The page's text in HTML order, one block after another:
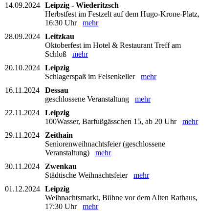
14.09.2024 Leipzig - Wiederitzsch
Herbstfest im Festzelt auf dem Hugo-Krone-Platz,
16:30 Uhr mehr
28.09.2024 Leitzkau
Oktoberfest im Hotel & Restaurant Treff am
Schloß mehr
20.10.2024 Leipzig
Schlagerspaß im Felsenkeller mehr
16.11.2024
Dessau
geschlossene Veranstaltung mehr
22.11.2024
Leipzig
100Wasser, Barfußgässchen 15, ab 20 Uhr mehr
29.11.2024
Zeithain
Seniorenweihnachtsfeier (geschlossene
Veranstaltung) mehr
30.11.2024
Zwenkau
Städtische Weihnachtsfeier mehr
01.12.2024 Leipzig
Weihnachtsmarkt, Bühne vor dem Alten Rathaus,
17:30 Uhr mehr